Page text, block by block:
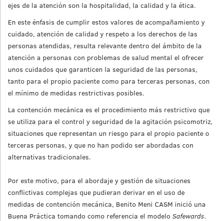
ejes de la atención son la hospitalidad, la calidad y la ética.
En este énfasis de cumplir estos valores de acompañamiento y
cuidado, atención de calidad y respeto a los derechos de las
personas atendidas, resulta relevante dentro del ámbito de la
atención a personas con problemas de salud mental el ofrecer
unos cuidados que garanticen la seguridad de las personas,
tanto para el propio paciente como para terceras personas, con
el mínimo de medidas restrictivas posibles.
La contención mecánica es el procedimiento más restrictivo que
se utiliza para el control y seguridad de la agitación psicomotriz,
situaciones que representan un riesgo para el propio paciente o
terceras personas, y que no han podido ser abordadas con
alternativas tradicionales.
Por este motivo, para el abordaje y gestión de situaciones
conflictivas complejas que pudieran derivar en el uso de
medidas de contención mecánica, Benito Meni CASM inició una
Buena Práctica tomando como referencia el modelo Safewards.